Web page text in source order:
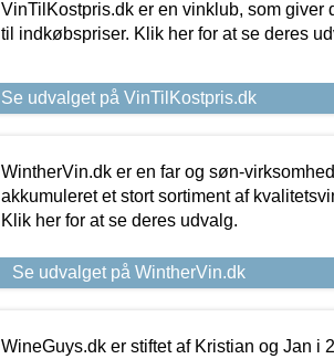
VinTilKostpris.dk er en vinklub, som giver
til indkøbspriser. Klik her for at se deres
Se udvalget på VinTilKostpris.dk
WintherVin.dk er en far og søn-
akkumuleret et stort sortiment af
Klik her for at se deres udvalg.
Se udvalget på WintherVin.dk
WineGuys.dk er stiftet af Kristian og Jan i